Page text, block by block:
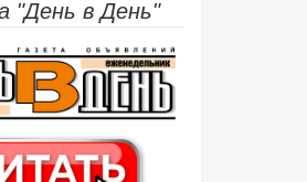
"День в День"